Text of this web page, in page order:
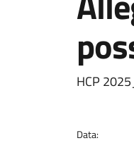
HCP
Data: